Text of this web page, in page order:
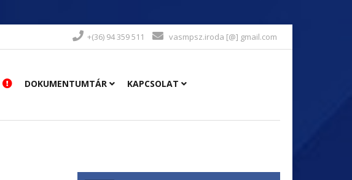
+(36) 94 359 511 vasmpsz.iroda [@] gmail.com
DOKUMENTUMTÁR KAPCSOLAT